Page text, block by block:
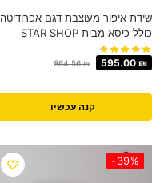
שידת איפור מעוצבת דגם אפרודיטה
כולל כיסא מבית STAR SHOP
864.56₪ 595.00 ₪
קנה עכשיו
-39%